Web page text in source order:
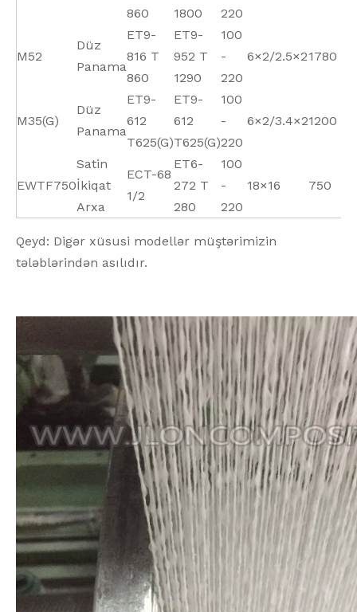
860
1800
220
M52
Düz
Panama
ET9-
816 T
860
ET9-
952 T
1290
100
-
220
6×2/2.5×21780
M35(G)
Düz
Panama
ET9-
612
T625(G)
ET9-
612
T625(G)
100
-
220
6×2/3.4×21200
EWTF750
Satin
İkiqat
Arxa
ECT-68
1/2
ET6-
272 T
280
100
-
220
18×16 750
Qeyd: Digər xüsusi modellər müştərimizin
tələblərindən asılıdır.